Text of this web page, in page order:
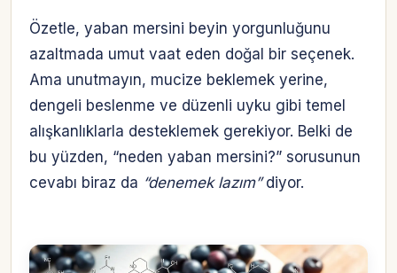
Özetle, yaban mersini beyin yorgunluğunu
azaltmada umut vaat eden doğal bir seçenek.
Ama unutmayın, mucize beklemek yerine,
dengeli beslenme ve düzenli uyku gibi temel
alışkanlıklarla desteklemek gerekiyor. Belki de
bu yüzden, “neden yaban mersini?” sorusunun
cevabı biraz da “denemek lazım”diyor.